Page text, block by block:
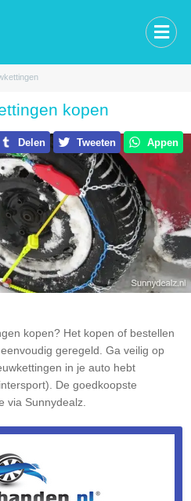
kopen
Delen Tweeten Appen
kopen? Het kopen of bestellen
geregeld. Ga veilig op
in je auto hebt
De goedkoopste
via Sunnydealz.